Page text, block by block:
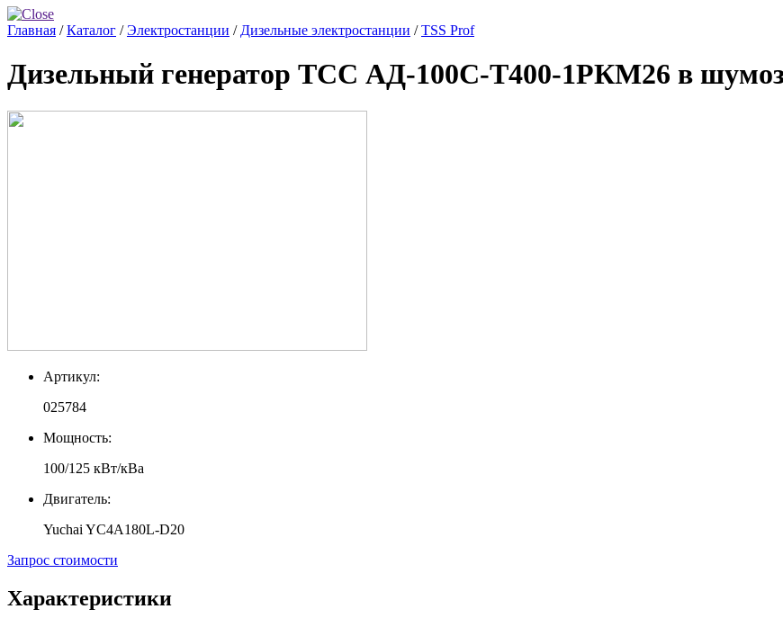
Главная /Каталог /Электростанции / Дизельные электростанции /TSS Prof
Дизельный генератор ТСС АД-100С-Т400-1РКМ26 в
Артикул:
025784
Мощность:
100/125 кВт/кВа
Двигатель:
Yuchai YC4A180L-D20
Запрос стоимости
Характеристики